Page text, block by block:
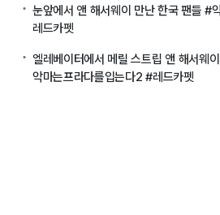
눈앞에서 앤 해서웨이 만난 한국 팬들 #
레드카펫
엘레베이터에서 메릴 스트립 앤 해서웨
악마는프라다를입는다2 #레드카펫